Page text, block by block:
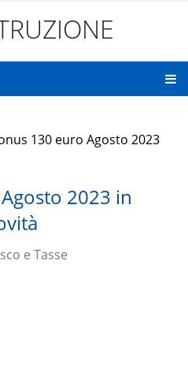
130 euro Agosto 2023
2023 in
e Tasse